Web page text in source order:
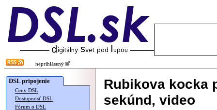
neprihlásený
DSL pripojenie
Ceny DSL
Dostupnosť DSL
Fórum o DSL
Rubikova kocka
sekúnd, video